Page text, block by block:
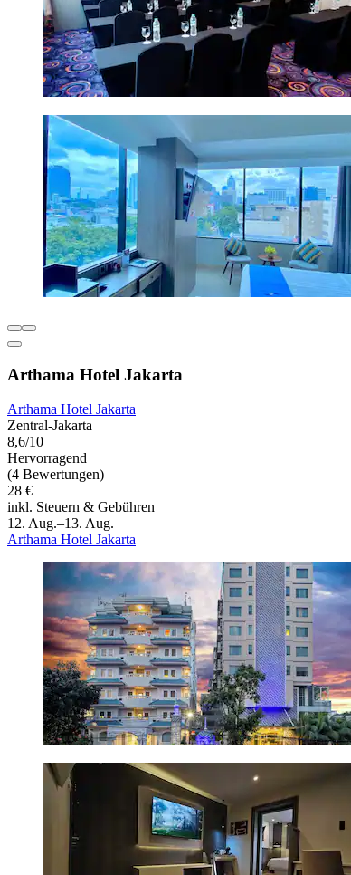
Arthama Hotel Jakarta
Arthama Hotel Jakarta
Zentral-Jakarta
8,6/10
Hervorragend
(4 Bewertungen)
28 €
inkl. Steuern & Gebühren
12. Aug.–13. Aug.
Arthama Hotel Jakarta